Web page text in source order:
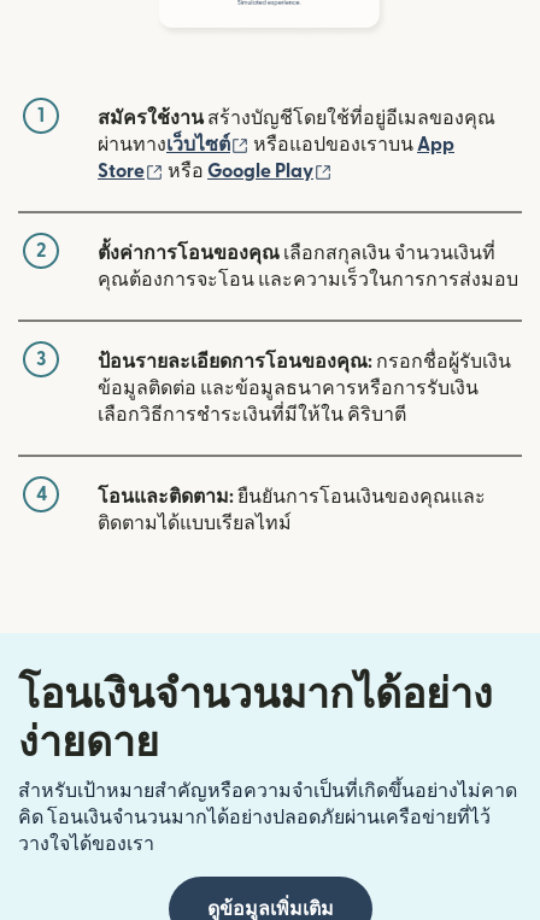
1 สมัครใช้งานสร้างบัญชีโดยใช้ที่อยู่อีเมลของคุณ
ผ่านทางเว็บไซต์ (เปิดในหน้าต่างใหม่)
หรือแอปของเราบน App
Store
(เปิดในหน้าต่างใหม่)
หรือ Google Play
2 ตั้งค่าการโอนของคุณ เลือกสกุลเงิน จำนวนเงินที่
คุณต้องการจะโอน และความเร็วในการการส่งมอบ
3 ป้อนรายละเอียดการโอนของคุณ: กรอกชื่อผู้รับเงิน
ข้อมูลติดต่อ และข้อมูลธนาคารหรือการรับเงิน
เลือกวิธีการชำระเงินที่มีให้ใน คิริบาตี
4 โอนและติดตาม:ยืนยันการโอนเงินของคุณและ
ติดตามได้แบบเรียลไทม์
โอนเงินจำนวนมากได้อย่าง
ง่ายดาย
สำหรับเป้าหมายสำคัญหรือความจำเป็นที่เกิดขึ้นอย่างไม่คาด
คิด โอนเงินจำนวนมากได้อย่างปลอดภัยผ่านเครือข่ายที่ไว้
วางใจได้ของเรา
ดูข้อมูลเพิ่มเติม